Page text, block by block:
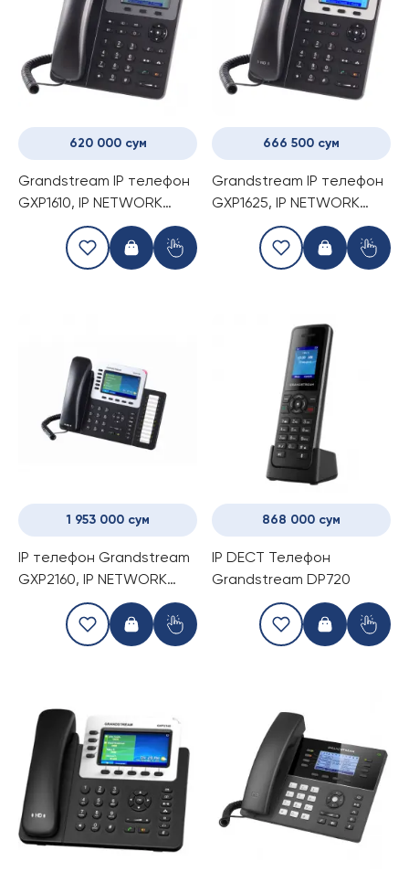
620 000 сум
Grandstream IP телефон
GXP1610, IP NETWORK
TELEPHONE
666 500 сум
Grandstream IP телефон
GXP1625, IP NETWORK
TELEPHONE
1 953 000 сум
IP телефон Grandstream
GXP2160, IP NETWORK
TELEPHONE
868 000 сум
IP DECT Телефон
Grandstream DP720